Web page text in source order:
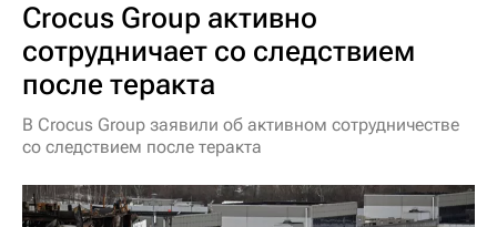
Crocus Group активно
сотрудничает со следствием
после теракта
В Crocus Group заявили об активном сотрудничестве
со следствием после теракта